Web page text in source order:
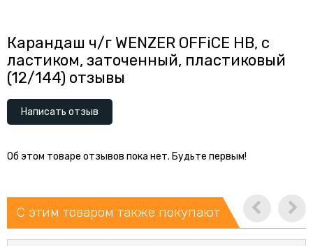
Карандаш ч/г WENZER OFFiCE HB, с
ластиком, заточенный, пластиковый
(12/144) отзывы
Написать отзыв
Об этом товаре отзывов пока нет. Будьте первым!
С этим товаром также покупают